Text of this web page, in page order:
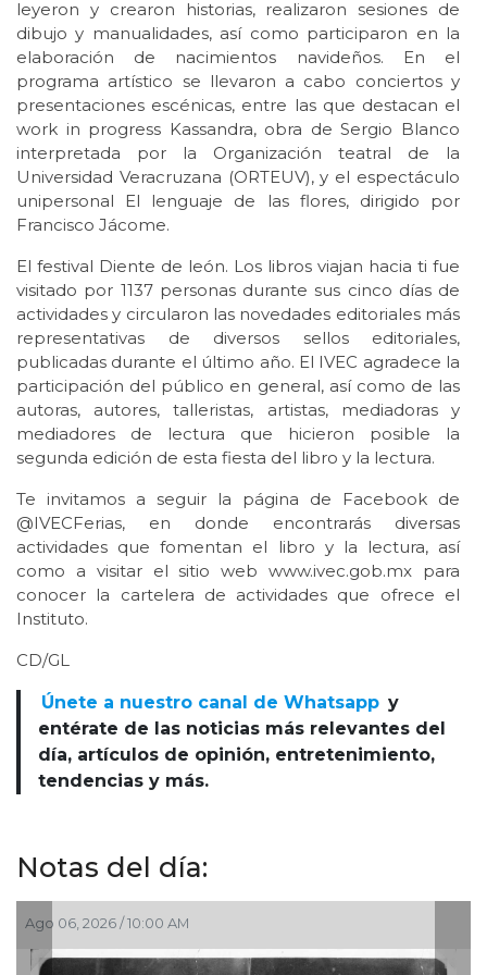
leyeron y crearon historias, realizaron sesiones de
dibujo y manualidades, así como participaron en la
elaboración de nacimientos navideños. En el
programa artístico se llevaron a cabo conciertos y
presentaciones escénicas, entre las que destacan el
work in progress Kassandra, obra de Sergio Blanco
interpretada por la Organización teatral de la
Universidad Veracruzana (ORTEUV), y el espectáculo
unipersonal El lenguaje de las flores, dirigido por
Francisco Jácome.
El festival Diente de león. Los libros viajan hacia ti fue
visitado por 1137 personas durante sus cinco días de
actividades y circularon las novedades editoriales más
representativas de diversos sellos editoriales,
publicadas durante el último año. El IVEC agradece la
participación del público en general, así como de las
autoras, autores, talleristas, artistas, mediadoras y
mediadores de lectura que hicieron posible la
segunda edición de esta fiesta del libro y la lectura.
Te invitamos a seguir la página de Facebook de
@IVECFerias, en donde encontrarás diversas
actividades que fomentan el libro y la lectura, así
como a visitar el sitio web www.ivec.gob.mx para
conocer la cartelera de actividades que ofrece el
Instituto.
CD/GL
Únete a nuestro canal de Whatsapp y
entérate de las noticias más relevantes del
día, artículos de opinión, entretenimiento,
tendencias y más.
Notas del día: